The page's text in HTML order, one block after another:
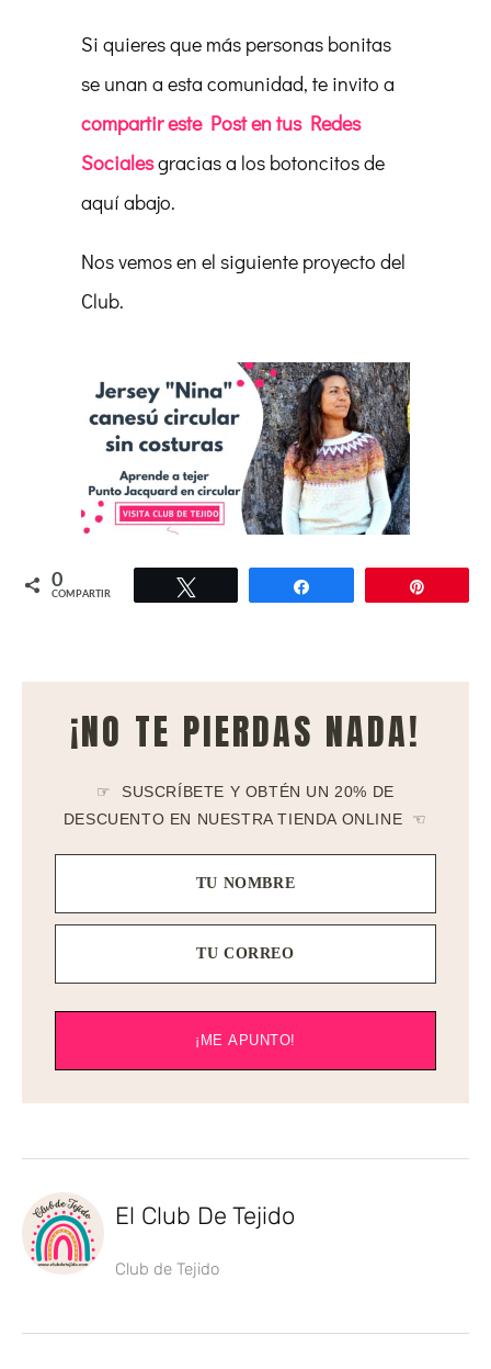
Si quieres que más personas bonitas
se unan a esta comunidad, te invito a
compartir este Post en tus Redes
Socialesgracias a los botoncitos de
aquí abajo.
Nos vemos en el siguiente proyecto del
Club.
0
COMPARTIR
¡NO TE PIERDAS NADA!
☞ SUSCRÍBETE Y OBTÉN UN 20% DE
DESCUENTO EN NUESTRA TIENDA ONLINE ☜
TU NOMBRE
TU CORREO
¡ME APUNTO!
El Club De Tejido
Club de Tejido